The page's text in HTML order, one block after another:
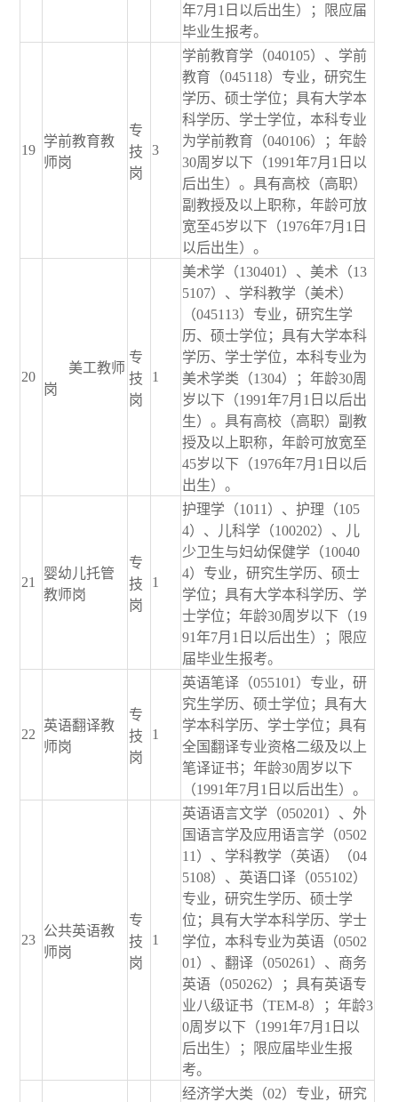
年7月1日以后出生）；限应届
毕业生报考。
19
学前教育教
师岗
专
技
岗
3
学前教育学（040105）、学前
教育（045118）专业，研究生
学历、硕士学位；具有大学本
科学历、学士学位，本科专业
为学前教育（040106）；年龄
30周岁以下（1991年7月1日以
后出生）。具有高校（高职）
副教授及以上职称，年龄可放
宽至45岁以下（1976年7月1日
以后出生）。
20
美工教师
岗
专
技
岗
1
美术学（130401）、美术（13
5107）、学科教学（美术）
（045113）专业，研究生学
历、硕士学位；具有大学本科
学历、学士学位，本科专业为
美术学类（1304）；年龄30周
岁以下（1991年7月1日以后出
生）。具有高校（高职）副教
授及以上职称，年龄可放宽至
45岁以下（1976年7月1日以后
出生）。
21
婴幼儿托管
教师岗
专
技
岗
1
护理学（1011）、护理（105
4）、儿科学（100202）、儿
少卫生与妇幼保健学（10040
4）专业，研究生学历、硕士
学位；具有大学本科学历、学
士学位；年龄30周岁以下（19
91年7月1日以后出生）；限应
届毕业生报考。
22
英语翻译教
师岗
专
技
岗
1
英语笔译（055101）专业，研
究生学历、硕士学位；具有大
学本科学历、学士学位；具有
全国翻译专业资格二级及以上
笔译证书；年龄30周岁以下
（1991年7月1日以后出生）。
23
公共英语教
师岗
专
技
岗
1
英语语言文学（050201）、外
国语言学及应用语言学（0502
11）、学科教学（英语）（04
5108）、英语口译（055102）
专业，研究生学历、硕士学
位；具有大学本科学历、学士
学位，本科专业为英语（0502
01）、翻译（050261）、商务
英语（050262）；具有英语专
业八级证书（TEM-8）；年龄3
0周岁以下（1991年7月1日以
后出生）；限应届毕业生报
考。
经济学大类（02）专业，研究